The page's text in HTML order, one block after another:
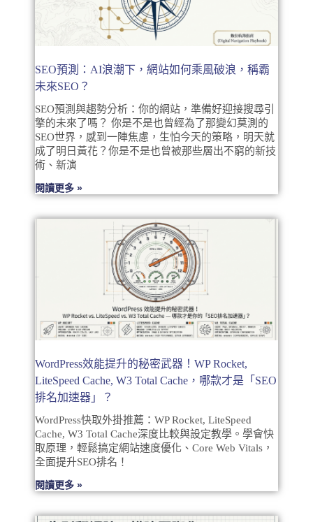
SEO預測：AI浪潮下，網站如何乘風破浪，稱霸
未來SEO？
SEO預測與趨勢分析：你的網站，準備好迎接搜尋引
擎的未來了嗎？ 你是不是也曾經為了那變幻莫測的
SEO世界，感到一陣焦慮，生怕今天的策略，明天就
成了明日黃花？你是不是也曾被那些層出不窮的新技
術、新演
閱讀更多 »
WordPress效能提升的秘密武器！WP Rocket,
LiteSpeed Cache, W3 Total Cache，哪款才是「SEO
排名加速器」？
WordPress快取外掛推薦：WP Rocket, LiteSpeed
Cache, W3 Total Cache深度比較與設定教學。學會快
取原理，輕鬆搞定網站速度優化、Core Web Vitals，
全面提升SEO排名！
閱讀更多 »